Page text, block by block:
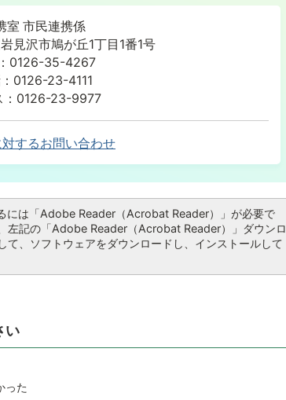
室 市民連携係
見沢市鳩が丘1丁目1番1号
0126-35-4267
0126-23-4111
：0126-23-9977
するお問い合わせ
には「Adobe Reader（Acrobat Reader）」が必要で
左記の「Adobe Reader（Acrobat Reader）」ダウンロ
て、ソフトウェアをダウンロードし、インストールして
い
った